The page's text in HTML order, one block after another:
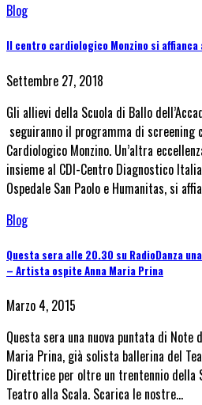
Blog
Il centro cardiologico Monzino si
Settembre 27, 2018
Gli allievi della Scuola di Ballo
seguiranno il programma di
Cardiologico Monzino. Un’altra
insieme al CDI-Centro Diagnostico
Ospedale San Paolo e Humanitas, si
Blog
Questa sera alle 20.30 su RadioDanza
– Artista ospite Anna Maria Prina
Marzo 4, 2015
Questa sera una nuova puntata di Note
Maria Prina, già solista ballerina del
Direttrice per oltre un trentennio della
Teatro alla Scala. Scarica le nostre…